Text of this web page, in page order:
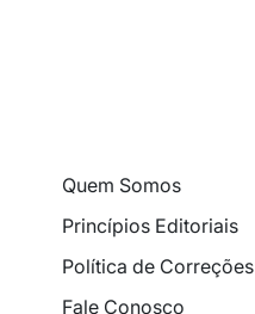
Quem Somos
Princípios Editoriais
Política de Correções
Fale Conosco